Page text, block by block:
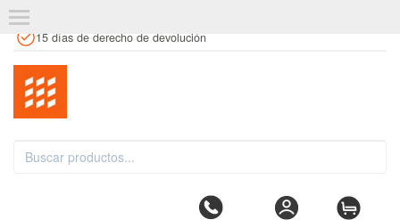
15 días de derecho de devolución